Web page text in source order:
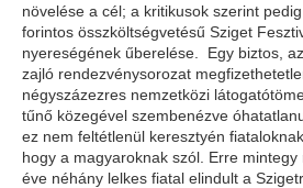
növelése a cél; a kritikusok szerint
forintos összköltségvetésű Sziget
nyereségének űberelése. Egy biztos,
zajló rendezvénysorozat
négyszázezres nemzetközi
tűnő közegével szembenézve
ez nem feltétlenül keresztyén
hogy a magyaroknak szól. Erre
éve néhány lelkes fiatal elindult a